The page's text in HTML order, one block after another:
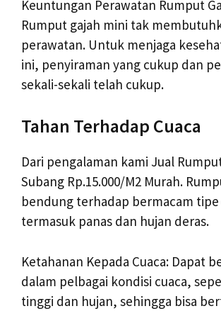
Keuntungan Perawatan Rumput
Rumput gajah mini tak
perawatan. Untuk menjaga
ini, penyiraman yang cukup dan
sekali-sekali telah cukup.
Tahan Terhadap Cuaca
Dari pengalaman kami Jual
Subang Rp.15.000/M2 Murah.
bendung terhadap bermacam tipe
termasuk panas dan hujan deras.
Ketahanan Kepada Cuaca: Dapat
dalam pelbagai kondisi cuaca,
tinggi dan hujan, sehingga bisa